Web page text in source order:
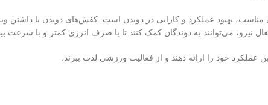
بهبود عملکرد و کارایی در دویدن است. کفش‌های دویدن با داشتن
نیرو، می‌توانند به دوندگان کمک کنند تا با صرف انرژی کمتر و با سرعت
عملکرد خود را ارائه دهند و از فعالیت ورزشی لذت ببرند.